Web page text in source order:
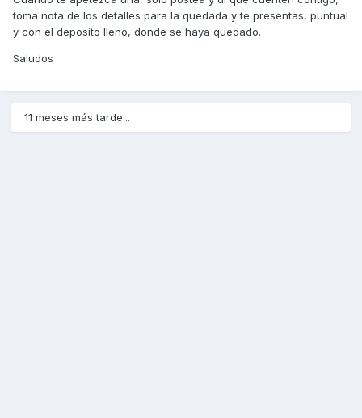
toma nota de los detalles para la quedada y te presentas, puntual
y con el deposito lleno, donde se haya quedado.
Saludos
11 meses más tarde...